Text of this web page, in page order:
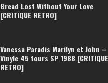
Bread Lost Without Your Love
[CRITIQUE RETRO]
Vanessa Paradis Marilyn et John –
Vinyle 45 tours SP 1988 [CRITIQUE
RETRO]